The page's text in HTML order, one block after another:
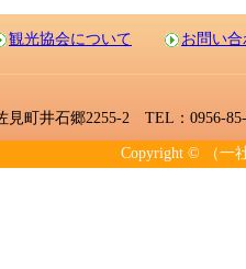
観光協会について お問い
町井石郷2255-2 TEL：0956-
Copyright © （一